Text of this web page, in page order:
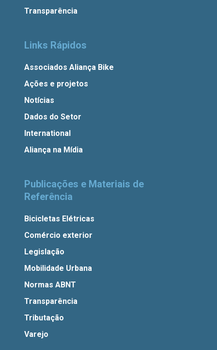
Transparência
Links Rápidos
Associados Aliança Bike
Ações e projetos
Notícias
Dados do Setor
International
Aliança na Mídia
Publicações e Materiais de
Referência
Bicicletas Elétricas
Comércio exterior
Legislação
Mobilidade Urbana
Normas ABNT
Transparência
Tributação
Varejo